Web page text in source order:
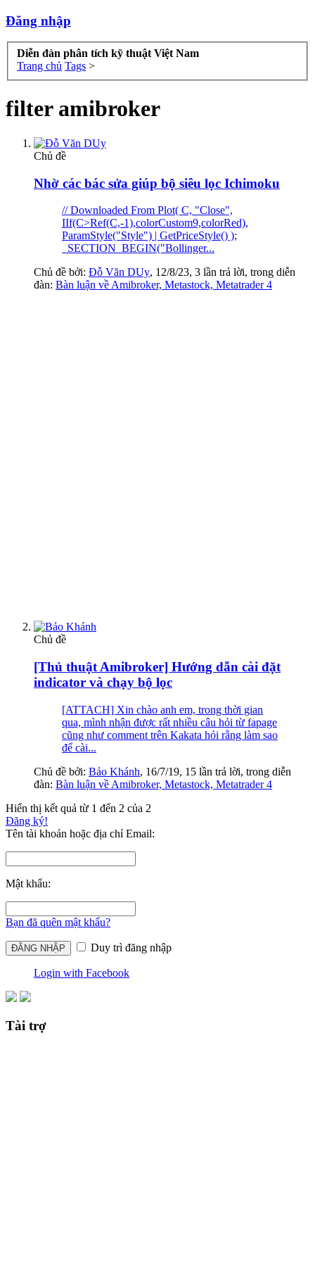
Đăng nhập
Diễn đàn phân tích kỹ thuật Việt Nam
Trang chủ Tags >
filter amibroker
Chủ đề
Nhờ các bác sửa giúp bộ siêu lọc Ichimoku
// Downloaded From Plot( C, "Close",
IIf(C>Ref(C,-1),colorCustom9,colorRed),
ParamStyle("Style") | GetPriceStyle() );
_SECTION_BEGIN("Bollinger...
Chủ đề bởi: Đỗ Văn DUy, 12/8/23, 3 lần trả lời, trong diễn
đàn: Bàn luận về Amibroker, Metastock, Metatrader 4
Chủ đề
[Thủ thuật Amibroker] Hướng dẫn cài đặt
indicator và chạy bộ lọc
[ATTACH] Xin chào anh em, trong thời gian
qua, mình nhận được rất nhiều câu hỏi từ fapage
cũng như comment trên Kakata hỏi rằng làm sao
để cài...
Chủ đề bởi: Bảo Khánh, 16/7/19, 15 lần trả lời, trong diễn
đàn: Bàn luận về Amibroker, Metastock, Metatrader 4
Hiển thị kết quả từ 1 đến 2 của 2
Đăng ký!
Tên tài khoản hoặc địa chỉ Email:
Mật khẩu:
Bạn đã quên mật khẩu?
Duy trì đăng nhập
Login with Facebook
Tài trợ